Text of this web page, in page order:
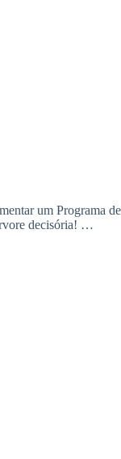
um Programa
decisória! …